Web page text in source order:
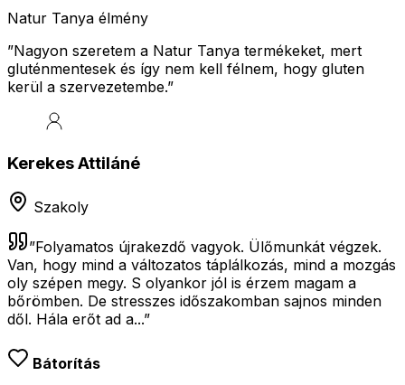
Natur Tanya élmény
”Nagyon szeretem a Natur Tanya termékeket, mert
gluténmentesek és így nem kell félnem, hogy gluten
kerül a szervezetembe.”
Kerekes Attiláné
Szakoly
”Folyamatos újrakezdő vagyok. Ülőmunkát végzek.
Van, hogy mind a változatos táplálkozás, mind a mozgás
oly szépen megy. S olyankor jól is érzem magam a
bőrömben. De stresszes időszakomban sajnos minden
dől. Hála erőt ad a...”
Bátorítás